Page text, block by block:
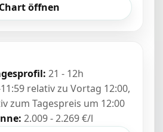
Chart öffnen
21 - 12h
relativ zu Vortag 12:00,
zum Tagespreis um 12:00
2.009 - 2.269 €/l